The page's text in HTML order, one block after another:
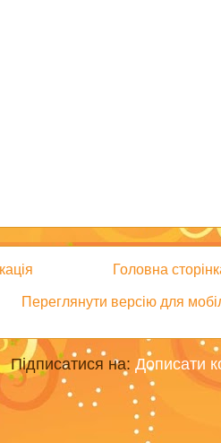
Головна
Переглянути версію для
Підписатися на: Дописати